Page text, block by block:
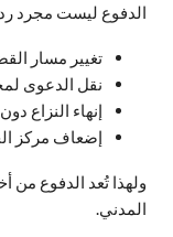
الدفوع ليست مجرد
تغيير مسار
نقل الدعوى
إنهاء النزاع
إضعاف مركز
ولهذا تُعد الدفوع من
المدني.